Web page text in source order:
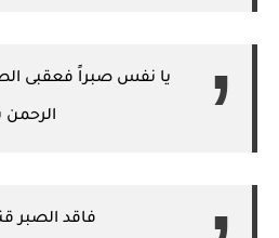
يا نفس صبراً فعقبى
الرحمن
فاقد الصبر